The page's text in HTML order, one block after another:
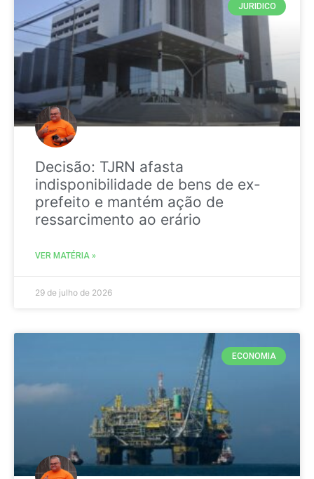
JURIDICO
Decisão: TJRN afasta
indisponibilidade de bens de ex-
prefeito e mantém ação de
ressarcimento ao erário
VER MATÉRIA »
29 de julho de 2026
ECONOMIA